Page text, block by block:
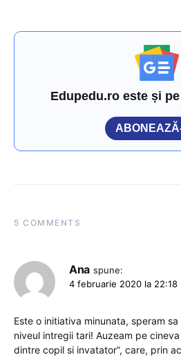
Edupedu.ro este și
5 COMMENTS
Ana spune:
4 februarie 2020 la 22:18
Este o initiativa minunata, speram
niveul intregii tari! Auzeam pe
dintre copil si invatator”, care, prin